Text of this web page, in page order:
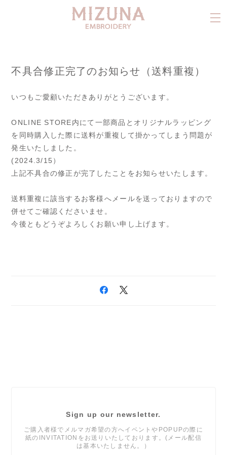
不具合修正完了のお知らせ（送料重複）
いつもご愛顧いただきありがとうございます。
ONLINE STORE内にて一部商品とオリジナルラッピング
を同時購入した際に送料が重複して掛かってしまう問題が
発生いたしました。
(2024.3/15）
上記不具合の修正が完了したことをお知らせいたします。
送料重複に該当するお客様へメールを送っておりますので
併せてご確認くださいませ。
今後ともどうぞよろしくお願い申し上げます。
Sign up our newsletter.
ご購入者様でメルマガ希望の方へイベントやPOPUPの際に
紙のINVITATIONをお送りいたしております。(メール配信
は基本いたしません。）